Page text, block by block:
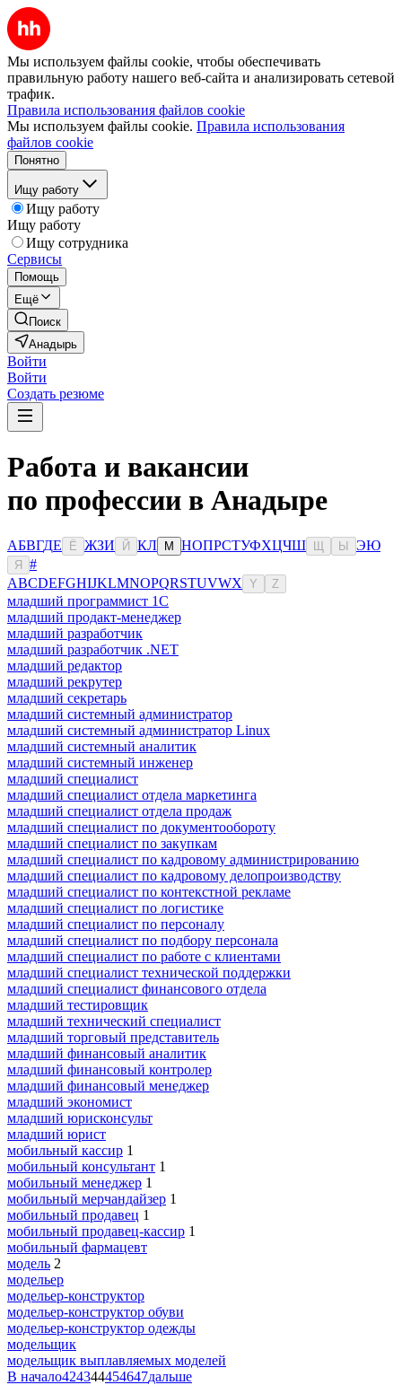
Мы используем файлы cookie, чтобы обеспечивать
правильную работу нашего веб-сайта и анализировать сетевой
трафик.
Правила использования файлов cookie
Мы используем файлы cookie. Правила использования
файлов cookie
Понятно
Ищу работу
Ищу работу
Ищу работу
Ищу сотрудника
Сервисы
Помощь
Ещё
Поиск
Анадырь
Войти
Войти
Создать резюме
Работа и вакансии
по профессии в Анадыре
АБВГДЕ Ё ЖЗИ Й КЛ М НОПРСТУФХЦЧШ Ы ЭЮ
Я
#
ABCDEFGHIJKLMNOPQRSTUVWX Y Z
младший программист 1С
младший продакт-менеджер
младший разработчик
младший разработчик .NET
младший редактор
младший рекрутер
младший секретарь
младший системный администратор
младший системный администратор Linux
младший системный аналитик
младший системный инженер
младший специалист
младший специалист отдела маркетинга
младший специалист отдела продаж
младший специалист по документообороту
младший специалист по закупкам
младший специалист по кадровому администрированию
младший специалист по кадровому делопроизводству
младший специалист по контекстной рекламе
младший специалист по логистике
младший специалист по персоналу
младший специалист по подбору персонала
младший специалист по работе с клиентами
младший специалист технической поддержки
младший специалист финансового отдела
младший тестировщик
младший технический специалист
младший торговый представитель
младший финансовый аналитик
младший финансовый контролер
младший финансовый менеджер
младший экономист
младший юрисконсульт
младший юрист
мобильный кассир 1
мобильный консультант 1
мобильный менеджер 1
мобильный мерчандайзер 1
мобильный продавец 1
мобильный продавец-кассир 1
мобильный фармацевт
модель 2
модельер
модельер-конструктор
модельер-конструктор обуви
модельер-конструктор одежды
модельщик
модельщик выплавляемых моделей
В начало424344454647дальше